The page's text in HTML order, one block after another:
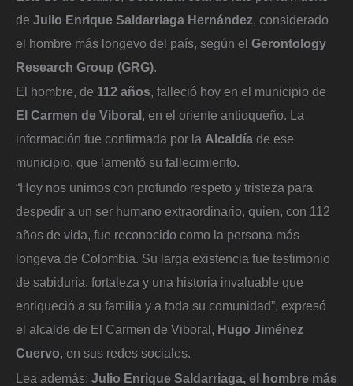
de Julio Enrique Saldarriaga Hernández, considerado
el hombre más longevo del país, según el Gerontology
Research Group (GRG).
El hombre, de 112 años, falleció hoy en el municipio de
El Carmen de Viboral , en el oriente antioqueño. La
información fue confirmada por la Alcaldía de ese
municipio, que lamentó su fallecimiento.
“Hoy nos unimos con profundo respeto y tristeza para
despedir a un ser humano extraordinario, quien, con 112
años de vida, fue reconocido como la persona más
longeva de Colombia. Su larga existencia fue testimonio
de sabiduría, fortaleza y una historia invaluable que
enriqueció a su familia y a toda su comunidad”, expresó
el alcalde de El Carmen de Viboral, Hugo Jiménez
Cuervo, en sus redes sociales.
Lea además: Julio Enrique Saldarriaga, el hombre más